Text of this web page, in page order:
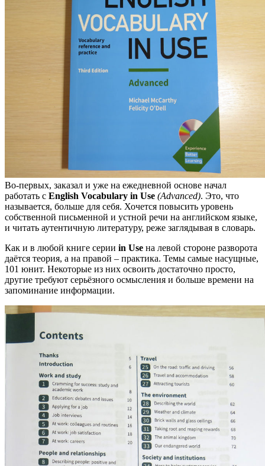
Во-первых, заказал и уже на ежедневной основе начал
работать с English Vocabulary in Use (Advanced). Это, что
называется, больше для себя. Хочется повысить уровень
собственной письменной и устной речи на английском языке,
и читать аутентичную литературу, реже заглядывая в словарь.
Как и в любой книге серии in Use на левой стороне разворота
даётся теория, а на правой – практика. Темы самые насущные,
101 юнит. Некоторые из них освоить достаточно просто,
другие требуют серьёзного осмысления и больше времени на
запоминание информации.